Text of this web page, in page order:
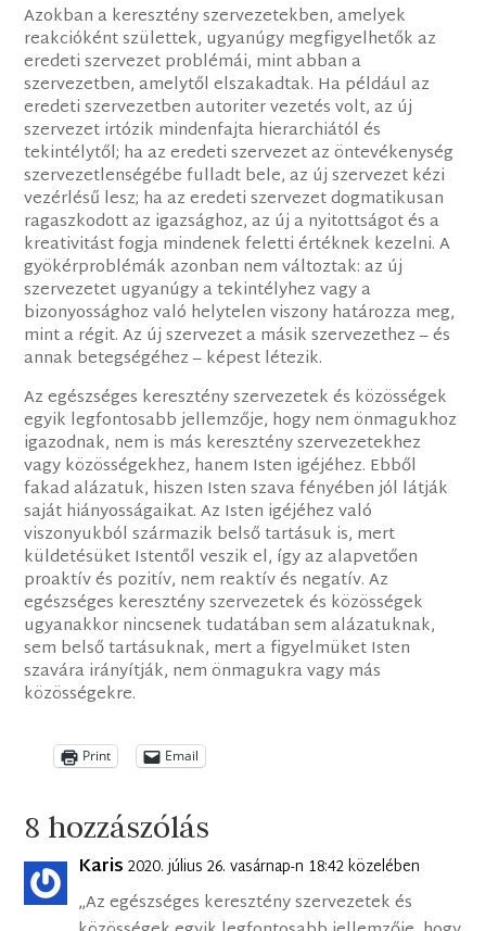
Azokban a keresztény szervezetekben, amelyek
reakcióként születtek, ugyanúgy megfigyelhetők az
eredeti szervezet problémái, mint abban a
szervezetben, amelytől elszakadtak. Ha például az
eredeti szervezetben autoriter vezetés volt, az új
szervezet irtózik mindenfajta hierarchiától és
tekintélytől; ha az eredeti szervezet az öntevékenység
szervezetlenségébe fulladt bele, az új szervezet kézi
vezérlésű lesz; ha az eredeti szervezet dogmatikusan
ragaszkodott az igazsághoz, az új a nyitottságot és a
kreativitást fogja mindenek feletti értéknek kezelni. A
gyökérproblémák azonban nem változtak: az új
szervezetet ugyanúgy a tekintélyhez vagy a
bizonyossághoz való helytelen viszony határozza meg,
mint a régit. Az új szervezet a másik szervezethez – és
annak betegségéhez – képest létezik.
Az egészséges keresztény szervezetek és közösségek
egyik legfontosabb jellemzője, hogy nem önmagukhoz
igazodnak, nem is más keresztény szervezetekhez
vagy közösségekhez, hanem Isten igéjéhez. Ebből
fakad alázatuk, hiszen Isten szava fényében jól látják
saját hiányosságaikat. Az Isten igéjéhez való
viszonyukból származik belső tartásuk is, mert
küldetésüket Istentől veszik el, így az alapvetően
proaktív és pozitív, nem reaktív és negatív. Az
egészséges keresztény szervezetek és közösségek
ugyanakkor nincsenek tudatában sem alázatuknak,
sem belső tartásuknak, mert a figyelmüket Isten
szavára irányítják, nem önmagukra vagy más
közösségekre.
Print Email
8 hozzászólás
Karis 2020. július 26. vasárnap-n 18:42 közelében
„Az egészséges keresztény szervezetek és